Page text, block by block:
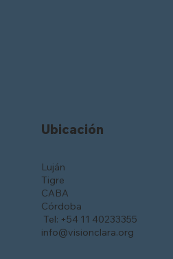
Luján
Tigre
CABA
Córdoba
Tel: +54 11 40233355
info@visionclara.org
Ubicación